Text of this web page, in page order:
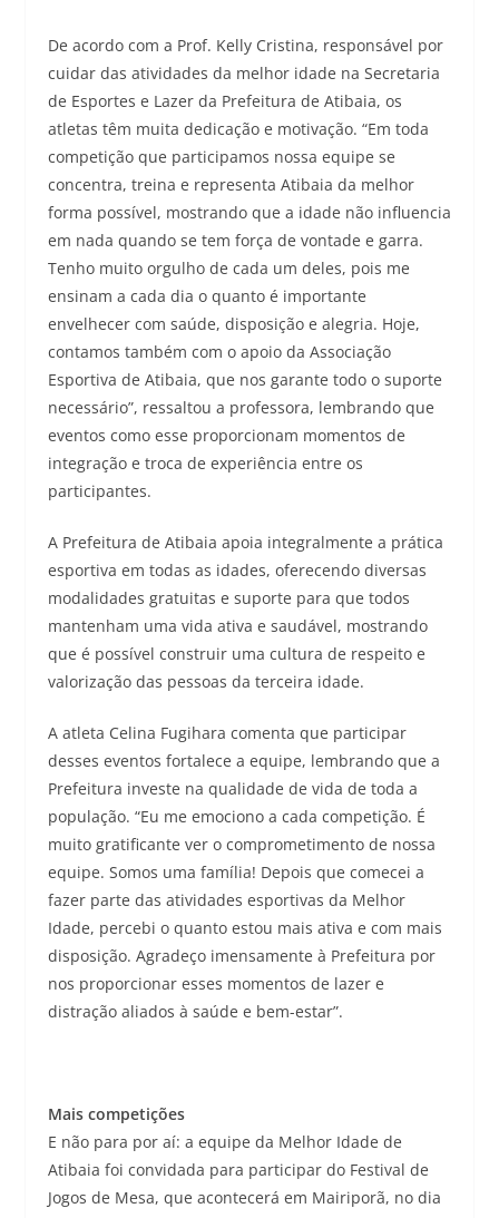
De acordo com a Prof. Kelly Cristina, responsável por
cuidar das atividades da melhor idade na Secretaria
de Esportes e Lazer da Prefeitura de Atibaia, os
atletas têm muita dedicação e motivação. “Em toda
competição que participamos nossa equipe se
concentra, treina e representa Atibaia da melhor
forma possível, mostrando que a idade não influencia
em nada quando se tem força de vontade e garra.
Tenho muito orgulho de cada um deles, pois me
ensinam a cada dia o quanto é importante
envelhecer com saúde, disposição e alegria. Hoje,
contamos também com o apoio da Associação
Esportiva de Atibaia, que nos garante todo o suporte
necessário”, ressaltou a professora, lembrando que
eventos como esse proporcionam momentos de
integração e troca de experiência entre os
participantes.
A Prefeitura de Atibaia apoia integralmente a prática
esportiva em todas as idades, oferecendo diversas
modalidades gratuitas e suporte para que todos
mantenham uma vida ativa e saudável, mostrando
que é possível construir uma cultura de respeito e
valorização das pessoas da terceira idade.
A atleta Celina Fugihara comenta que participar
desses eventos fortalece a equipe, lembrando que a
Prefeitura investe na qualidade de vida de toda a
população. “Eu me emociono a cada competição. É
muito gratificante ver o comprometimento de nossa
equipe. Somos uma família! Depois que comecei a
fazer parte das atividades esportivas da Melhor
Idade, percebi o quanto estou mais ativa e com mais
disposição. Agradeço imensamente à Prefeitura por
nos proporcionar esses momentos de lazer e
distração aliados à saúde e bem-estar”.
Mais competições
E não para por aí: a equipe da Melhor Idade de
Atibaia foi convidada para participar do Festival de
Jogos de Mesa, que acontecerá em Mairiporã, no dia